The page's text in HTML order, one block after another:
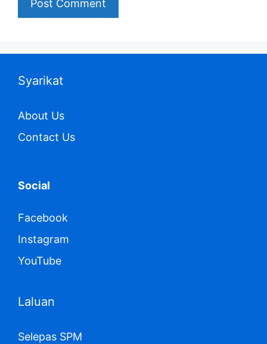
Syarikat
About Us
Contact Us
Social
Facebook
Instagram
YouTube
Laluan
Selepas SPM